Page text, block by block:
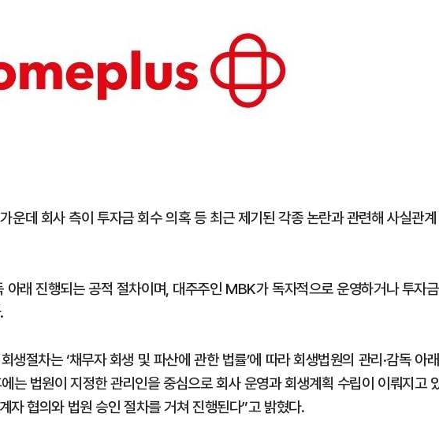
운데 회사 측이 투자금 회수 의혹 등 최근 제기된 각종 논란과 관련해 사실관계
아래 진행되는 공적 절차이며, 대주주인 MBK가 독자적으로 운영하거나 투자금
생절차는 ‘채무자 회생 및 파산에 관한 법률’에 따라 회생법원의 관리·감독 아래
는 법원이 지정한 관리인을 중심으로 회사 운영과 회생계획 수립이 이뤄지고
자 협의와 법원 승인 절차를 거쳐 진행된다”고 밝혔다.